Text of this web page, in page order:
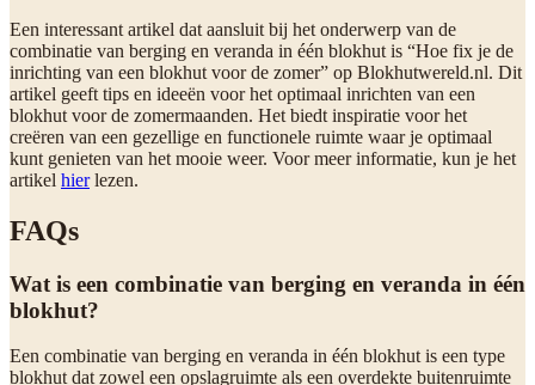
Een interessant artikel dat aansluit bij het onderwerp van de
combinatie van berging en veranda in één blokhut is “Hoe fix je de
inrichting van een blokhut voor de zomer” op Blokhutwereld.nl. Dit
artikel geeft tips en ideeën voor het optimaal inrichten van een
blokhut voor de zomermaanden. Het biedt inspiratie voor het
creëren van een gezellige en functionele ruimte waar je optimaal
kunt genieten van het mooie weer. Voor meer informatie, kun je het
artikel hierlezen.
FAQs
Wat is een combinatie van berging en veranda in één
blokhut?
Een combinatie van berging en veranda in één blokhut is een type
blokhut dat zowel een opslagruimte als een overdekte buitenruimte